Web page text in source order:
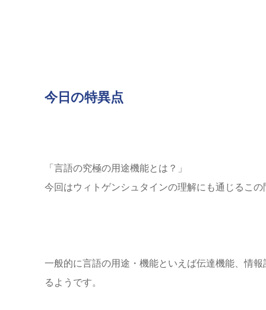
今日の特異点
「言語の究極の用途機能とは？」
今回はウィトゲンシュタインの理解にも通じるこ
一般的に言語の用途・機能といえば伝達機能、情
るようです。